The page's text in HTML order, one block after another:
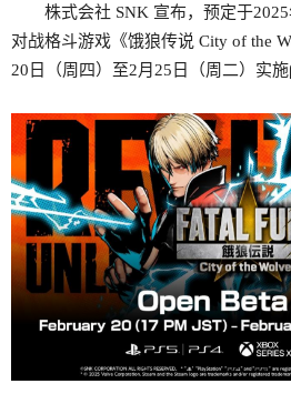
株式会社 SNK 宣布，预定于
对战格斗游戏《饿狼传说 City of the
20日（周四）至2月25日（周二）实施